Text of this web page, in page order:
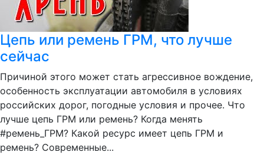
Цепь или ремень ГРМ, что лучше
сейчас
Причиной этого может стать агрессивное вождение,
особенность эксплуатации автомобиля в условиях
российских дорог, погодные условия и прочее. Что
лучше цепь ГРМ или ремень? Когда менять
#ремень_ГРМ? Какой ресурс имеет цепь ГРМ и
ремень? Современные...